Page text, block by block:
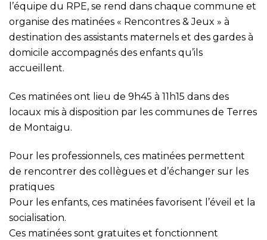
l’équipe du RPE, se rend dans chaque commune et
organise des matinées « Rencontres & Jeux » à
destination des assistants maternels et des gardes à
domicile accompagnés des enfants qu’ils
accueillent.
Ces matinées ont lieu de 9h45 à 11h15 dans des
locaux mis à disposition par les communes de Terres
de Montaigu.
Pour les professionnels, ces matinées permettent
de rencontrer des collègues et d’échanger sur les
pratiques
Pour les enfants, ces matinées favorisent l’éveil et la
socialisation.
Ces matinées sont gratuites et fonctionnent